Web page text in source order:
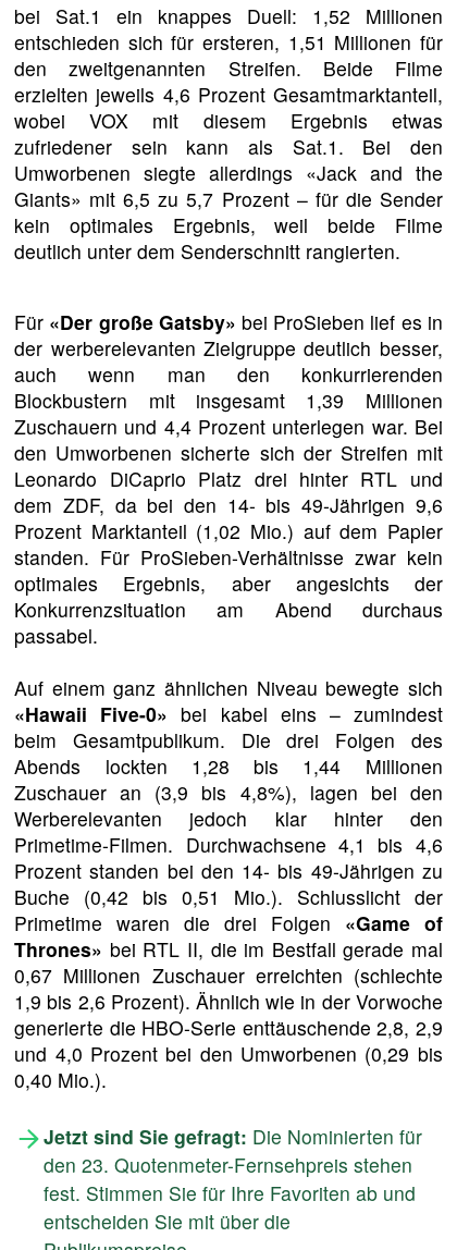
bei Sat.1 ein knappes Duell: 1,52 Millionen
entschieden sich für ersteren, 1,51 Millionen für
den zweitgenannten Streifen. Beide Filme
erzielten jeweils 4,6 Prozent Gesamtmarktanteil,
wobei VOX mit diesem Ergebnis etwas
zufriedener sein kann als Sat.1. Bei den
Umworbenen siegte allerdings «Jack and the
Giants» mit 6,5 zu 5,7 Prozent – für die Sender
kein optimales Ergebnis, weil beide Filme
deutlich unter dem Senderschnitt rangierten.
Für «Der große Gatsby» bei ProSieben lief es in
der werberelevanten Zielgruppe deutlich besser,
auch wenn man den konkurrierenden
Blockbustern mit insgesamt 1,39 Millionen
Zuschauern und 4,4 Prozent unterlegen war. Bei
den Umworbenen sicherte sich der Streifen mit
Leonardo DiCaprio Platz drei hinter RTL und
dem ZDF, da bei den 14- bis 49-Jährigen 9,6
Prozent Marktanteil (1,02 Mio.) auf dem Papier
standen. Für ProSieben-Verhältnisse zwar kein
optimales Ergebnis, aber angesichts der
Konkurrenzsituation am Abend durchaus
passabel.
Auf einem ganz ähnlichen Niveau bewegte sich
«Hawaii Five-0» bei kabel eins – zumindest
beim Gesamtpublikum. Die drei Folgen des
Abends lockten 1,28 bis 1,44 Millionen
Zuschauer an (3,9 bis 4,8%), lagen bei den
Werberelevanten jedoch klar hinter den
Primetime-Filmen. Durchwachsene 4,1 bis 4,6
Prozent standen bei den 14- bis 49-Jährigen zu
Buche (0,42 bis 0,51 Mio.). Schlusslicht der
Primetime waren die drei Folgen «Game of
Thrones» bei RTL II, die im Bestfall gerade mal
0,67 Millionen Zuschauer erreichten (schlechte
1,9 bis 2,6 Prozent). Ähnlich wie in der Vorwoche
generierte die HBO-Serie enttäuschende 2,8, 2,9
und 4,0 Prozent bei den Umworbenen (0,29 bis
0,40 Mio.).
Jetzt sind Sie gefragt: Die Nominierten für
den 23. Quotenmeter-Fernsehpreis stehen
fest. Stimmen Sie für Ihre Favoriten ab und
entscheiden Sie mit über die